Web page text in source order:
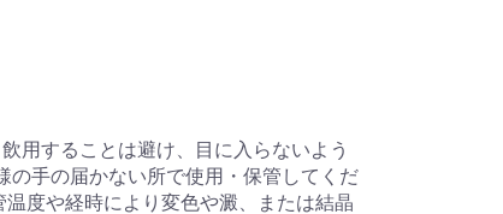
用することは避け、目に入らないよう
の手の届かない所で使用・保管してくだ
度や経時により変色や澱、または結晶